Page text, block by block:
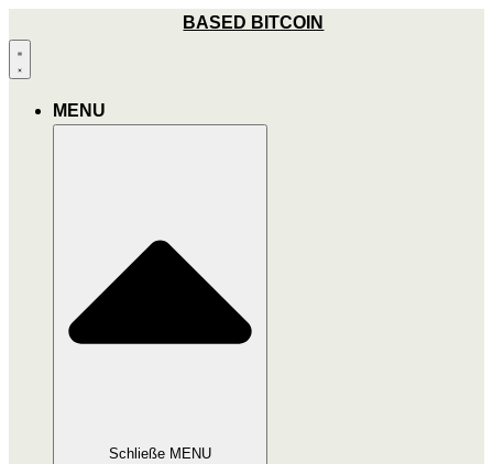
Inhalt
wechseln
BASED BITCOIN
MENU
Schließe MENU